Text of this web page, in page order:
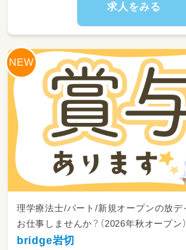
9：00～ご自宅にお迎え
12：00～昼食
13：00～日中活動
16：00～ご自宅まで送迎
17：15～片づけ、終礼、記録な
求人をみる
理学療法士/パート/新規オープンの放デ
お仕事しませんか？（2026年秋オープン）
bridge岩切